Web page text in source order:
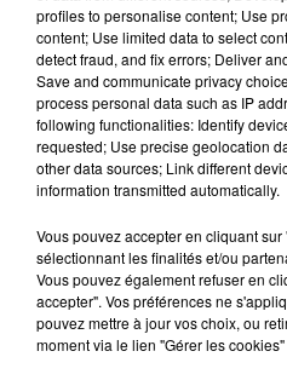
La MSA recherche
administratif (H/F).
La MSA recherche un agent
missions : le traitement des
des procédures non reçues, la
téléphonique aux assurés/
réunions / groupes de travail.
Vienne, à LImoges. Il est à
Référence de l’offre France
profiles to personalise content; Use
content; Use limited data to select
detect fraud, and fix errors; Deliver
Save and communicate privacy
process personal data such as IP
following functionalities: Identify
requested; Use precise geolocation
other data sources; Link different
information transmitted automatically.
Vous pouvez accepter en cliquant
sélectionnant les finalités et/ou
Vous pouvez également refuser en
accepter". Vos préférences ne
pouvez mettre à jour vos choix, ou
moment via le lien "Gérer les